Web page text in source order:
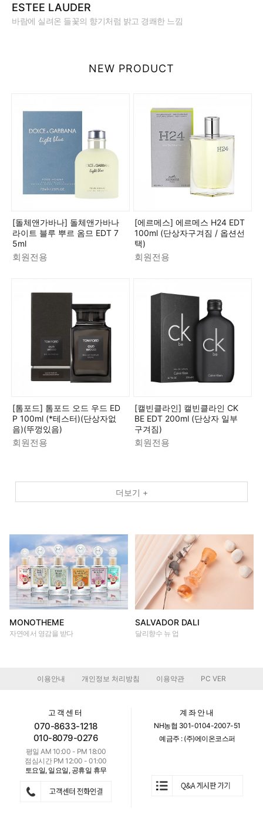
ESTEE LAUDER
바람에 실려온 들꽃의 향기처럼 밝고 경쾌한 느낌
NEW PRODUCT
[돌체앤가바나] 돌체앤가바나
라이트 블루 뿌르 옴므 EDT 7
5ml
회원전용
[에르메스] 에르메스 H24 EDT
100ml (단상자구겨짐 / 옵션선
택)
회원전용
[톰포드] 톰포드 오드 우드 ED
P 100ml (*테스터)(단상자없
음)(뚜껑있음)
회원전용
[캘빈클라인] 캘빈클라인 CK
BE EDT 200ml (단상자 일부
구겨짐)
회원전용
더보기 +
MONOTHEME
자연에서 영감을 받다
SALVADOR DALI
달리향수 뉴 업
이용안내 개인정보 처리방침 이용약관 PC VER
고객센터
070-8633-1218
010-8079-0276
평일 AM 10:00 - PM 18:00
점심시간 PM 12:00 - 01:00
토요일, 일요일, 공휴일 휴무
계좌안내
NH농협 301-0104-2007-51
예금주 : (주)에이온코스퍼